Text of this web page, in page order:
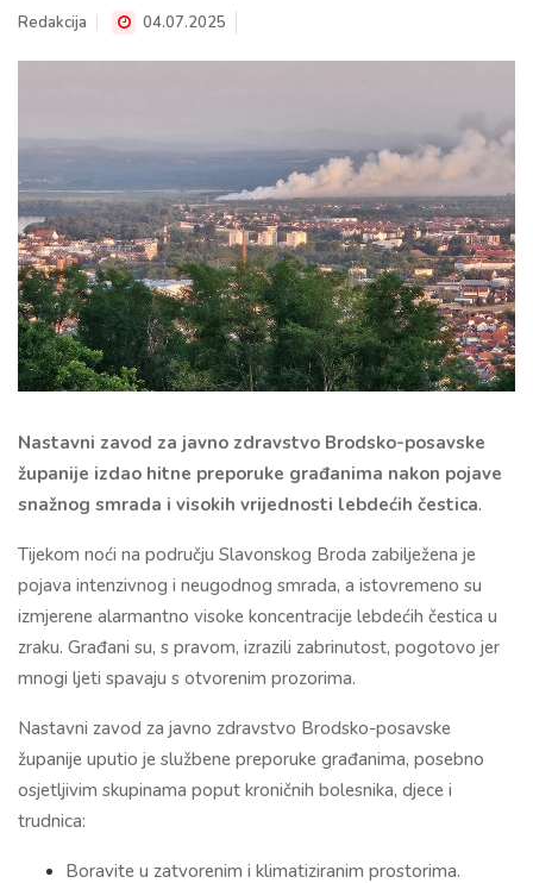
Redakcija 04.07.2025
Nastavni zavod za javno zdravstvo Brodsko-posavske
županije izdao hitne preporuke građanima nakon pojave
snažnog smrada i visokih vrijednosti lebdećih čestica.
Tijekom noći na području Slavonskog Broda zabilježena je
pojava intenzivnog i neugodnog smrada, a istovremeno su
izmjerene alarmantno visoke koncentracije lebdećih čestica u
zraku. Građani su, s pravom, izrazili zabrinutost, pogotovo jer
mnogi ljeti spavaju s otvorenim prozorima.
Nastavni zavod za javno zdravstvo Brodsko-posavske
županije uputio je službene preporuke građanima, posebno
osjetljivim skupinama poput kroničnih bolesnika, djece i
trudnica:
Boravite u zatvorenim i klimatiziranim prostorima.